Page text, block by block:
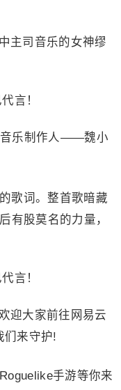
主司音乐的女神缪
乐制作人——魏小
歌词。整首歌暗藏
有股莫名的力量，
迎大家前往网易云
们来守护!
手游等你来